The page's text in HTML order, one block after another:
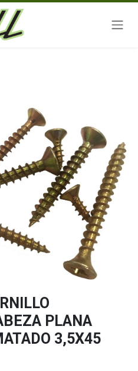
PLANA
3,5X45